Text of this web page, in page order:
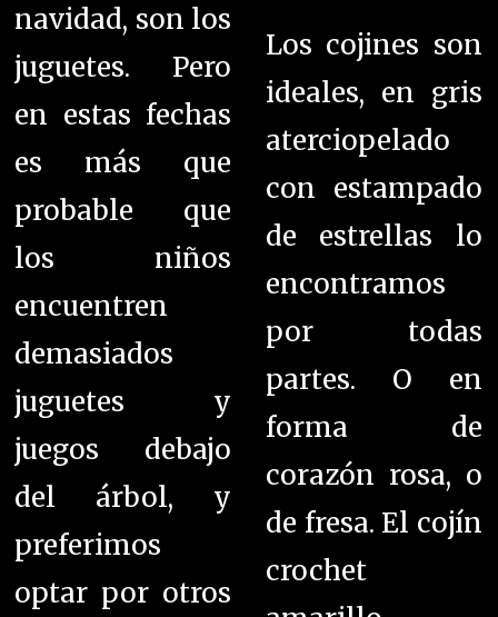
navidad, son los
juguetes. Pero
en estas fechas
es más que
probable que
los niños
encuentren
demasiados
juguetes y
juegos debajo
del árbol, y
preferimos
optar por otros
Los cojines son
ideales, en gris
aterciopelado
con estampado
de estrellas lo
encontramos
por todas
partes. O en
forma de
corazón rosa, o
de fresa. El cojín
crochet